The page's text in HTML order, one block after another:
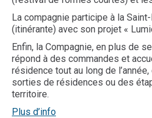
La compagnie participe à la
(itinérante) avec son projet «
Enfin, la Compagnie, en plus de
répond à des commandes et
résidence tout au long de
sorties de résidences ou des
territoire.
Plus d’info